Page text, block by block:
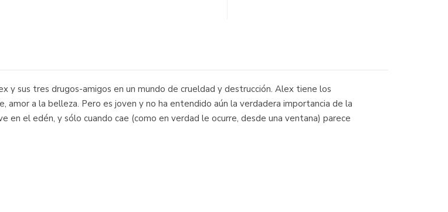
y sus tres drugos-amigos en un mundo de crueldad y destrucción. Alex tiene los
amor a la belleza. Pero es joven y no ha entendido aún la verdadera importancia de la
el edén, y sólo cuando cae (como en verdad le ocurre, desde una ventana) parece